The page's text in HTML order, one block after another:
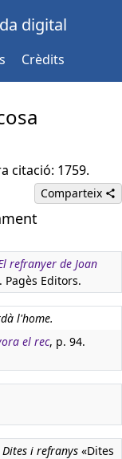
digital
Crèdits
citació: 1759.
Comparteix
refranyer de Joan
Editors.
l'home.
el rec, p. 94.
i refranys «Dites